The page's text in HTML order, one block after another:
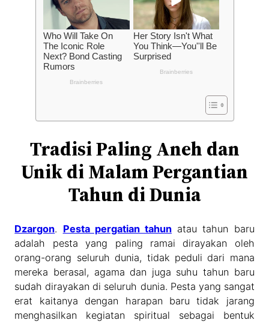
Tradisi Paling Aneh dan
Unik di Malam Pergantian
Tahun di Dunia
Dzargon. Pesta pergatian tahun atau tahun baru
adalah pesta yang paling ramai dirayakan oleh
orang-orang seluruh dunia, tidak peduli dari mana
mereka berasal, agama dan juga suhu tahun baru
sudah dirayakan di seluruh dunia. Pesta yang sangat
erat kaitanya dengan harapan baru tidak jarang
menghasilkan kegiatan spiritual sebagai bentuk